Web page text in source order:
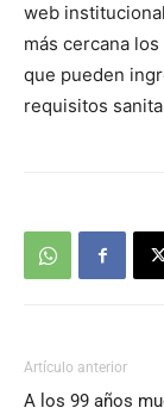
web
más cercana
que pueden
requisitos
Artículo anterior
A los 99 años